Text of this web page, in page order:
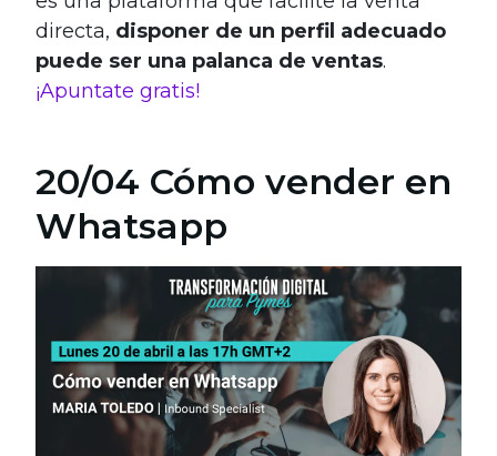
directa, disponer de un perfil adecuado
puede ser una palanca de ventas.
¡Apuntate gratis!
20/04 Cómo vender en
Whatsapp